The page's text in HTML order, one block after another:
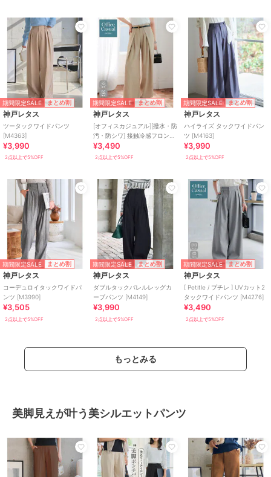
期間限定SALE まとめ割
神戸レタス
ツータックワイドパンツ
[M4363]
¥3,990
2点以上で5%OFF
期間限定SALE まとめ割
神戸レタス
[オフィスカジュアル][撥水・防
汚・防シワ] 接触冷感フロント
タックワイドスラックス
[M4408]
¥3,490
2点以上で5%OFF
期間限定SALE まとめ割
神戸レタス
ハイライズ タックワイドパン
ツ [M4163]
¥3,990
2点以上で5%OFF
期間限定SALE まとめ割
神戸レタス
コーデュロイタックワイドパ
ンツ [M3990]
¥3,505
2点以上で5%OFF
期間限定SALE まとめ割
神戸レタス
ダブルタックバレルレッグカ
ーブパンツ [M4149]
¥3,990
2点以上で5%OFF
期間限定SALE まとめ割
神戸レタス
[ Petitle / プチレ ] UVカット2
タックワイドパンツ [M4276]
¥3,490
2点以上で5%OFF
もっとみる
美脚見えが叶う美シルエットパンツ